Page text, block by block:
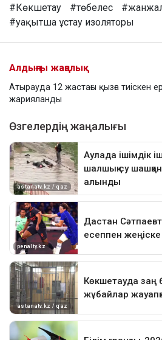
#Көкшетау #төбелес
#уақытша ұстау изоляторы
Алдыңғы жаңалық
Атырауда 12 жастағы қызға тиіскен
жарияланды